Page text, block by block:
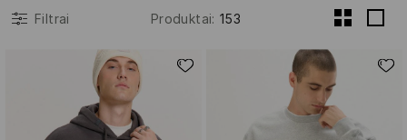
Filtrai Produktai: 153